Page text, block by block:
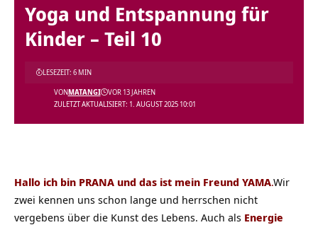
Yoga und Entspannung für
Kinder – Teil 10
ZULETZT AKTUALISIERT: 1. AUGUST 2025 10:01
VONMATANGI VOR 13 JAHREN
LESEZEIT: 6 MIN
Hallo ich bin PRANA und das ist mein Freund YAMA.Wir
zwei kennen uns schon lange und herrschen nicht
vergebens über die Kunst des Lebens. Auch als Energie